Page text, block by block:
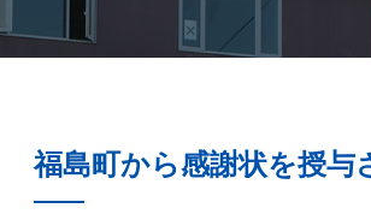
福島町から感謝状を授与